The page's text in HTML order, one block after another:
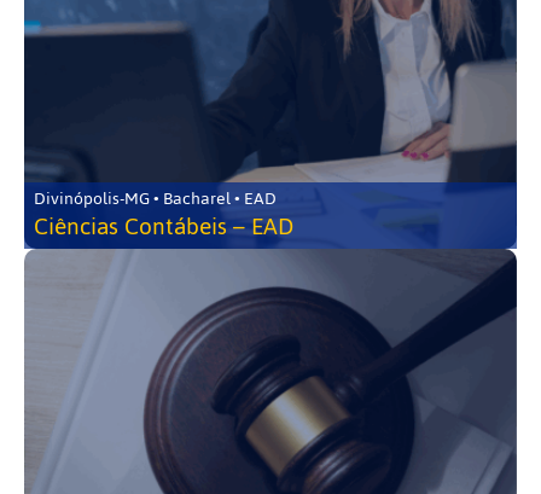
Divinópolis-MG • Bacharel • EAD
Ciências Contábeis – EAD